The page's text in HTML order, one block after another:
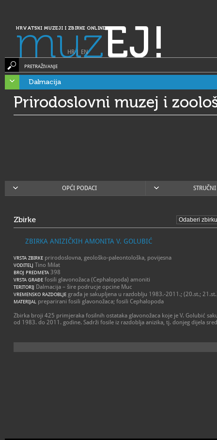
HRVATSKI MUZEJI I ZBIRKE ONLINE
muzEJ!
HR| EN
PRETRAŽIVANJE
Dalmacija
Prirodoslovni muzej i
OPĆI PODACI
Zbirke
ZBIRKA ANIZIČKIH AMONITA V. GOLUBIĆ
VRSTA ZBIRKE prirodoslovna, geološko-paleontološka, povijesna
VODITELJ Tino Milat
BROJ PREDMETA 398
VRSTA GRAĐE fosili glavonožaca (Cephalopoda) amoniti
TERITORIJ Dalmacija – šire podrucje opcine Muc
VREMENSKO RAZDOBLJE građa je sakupljena u razdoblju 1983.-2011.; (20.st.;
MATERIJAL preparirani fosili glavonožaca; fosili Cephalopoda
Zbirka broji 425 primjeraka fosilnih ostataka glavonožaca koje je V. Golubić
od 1983. do 2011. godine. Sadrži fosile iz razdoblja anizika, tj. donjeg dijela